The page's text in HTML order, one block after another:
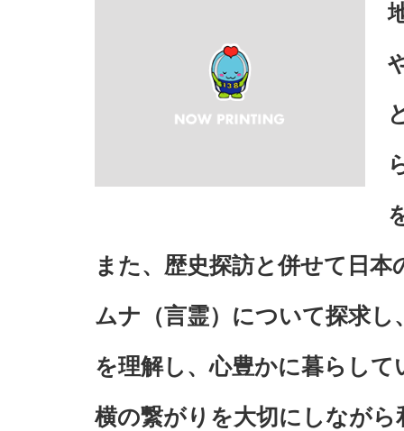
また、歴史探訪と併せて日
ムナ（言霊）について探求し
を理解し、心豊かに暮らし
横の繋がりを大切にしなが